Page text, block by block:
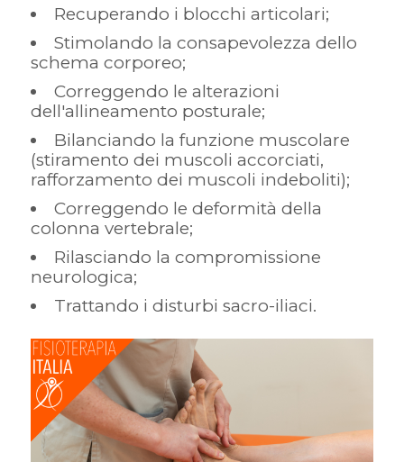
Recuperando i blocchi articolari;
Stimolando la consapevolezza dello
schema corporeo;
Correggendo le alterazioni
dell'allineamento posturale;
Bilanciando la funzione muscolare
(stiramento dei muscoli accorciati,
rafforzamento dei muscoli indeboliti);
Correggendo le deformità della
colonna vertebrale;
Rilasciando la compromissione
neurologica;
Trattando i disturbi sacro-iliaci.